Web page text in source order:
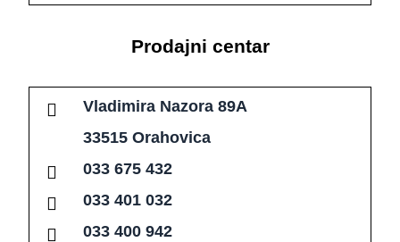
Prodajni centar
Vladimira Nazora 89A
33515 Orahovica
033 675 432
033 401 032
033 400 942